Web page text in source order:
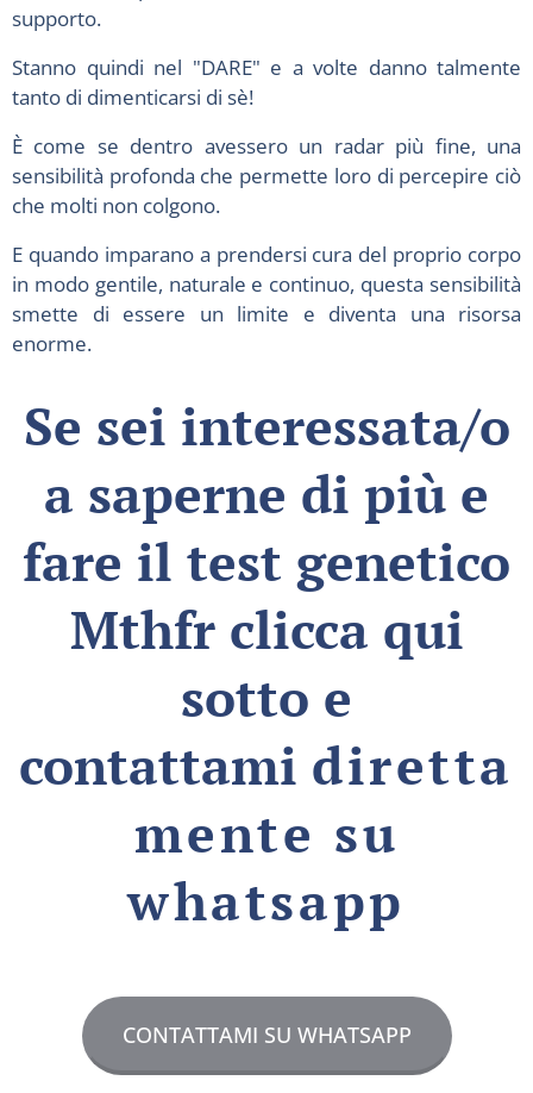
supporto.
Stanno quindi nel "DARE" e a volte danno talmente
tanto di dimenticarsi di sè!
È come se dentro avessero un radar più fine, una
sensibilità profonda che permette loro di percepire ciò
che molti non colgono.
E quando imparano a prendersi cura del proprio corpo
in modo gentile, naturale e continuo, questa sensibilità
smette di essere un limite e diventa una risorsa
enorme.
Se sei interessata/o
a saperne di più e
fare il test genetico
Mthfr clicca qui
sotto e
contattami diretta
mente su
whatsapp
CONTATTAMI SU WHATSAPP